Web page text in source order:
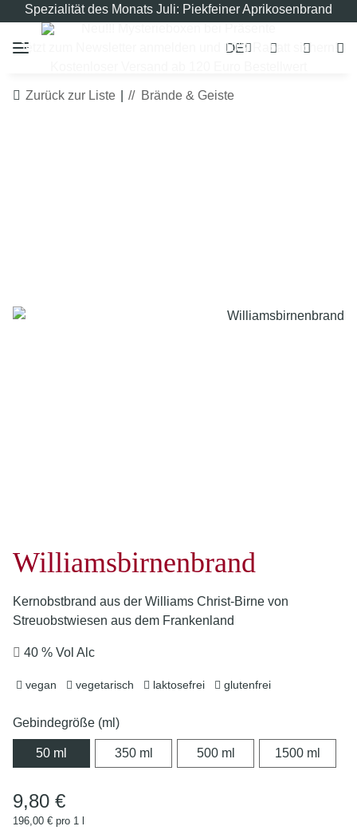
Spezialität des Monats Juli: Piekfeiner Aprikosenbrand
Jetzt zum Newsletter anmelden und 10% Rabatt sichern!
DE
Zurück zur Liste Brände & Geiste
Williamsbirnenbrand
Kernobstbrand aus der Williams Christ-Birne von
Streuobstwiesen aus dem Frankenland
40 % Vol Alc
vegan vegetarisch laktosefrei glutenfrei
Gebindegröße (ml)
50 ml 350 ml350 ml 500 ml500 ml 1500 ml
9,80 €
196,00 € pro 1 l